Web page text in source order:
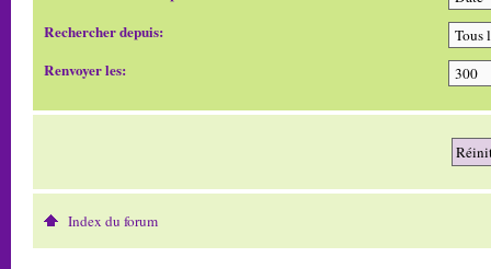
Rechercher depuis:
Renvoyer les:
Index du forum